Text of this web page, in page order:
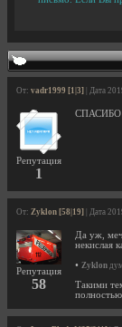
От: vadr1999 [1|3] | Дата
Репутация
1
От: Zyklon [58|19] | Дата
Репутация
58
Да уж,
некислая
• Zyklon
Такими